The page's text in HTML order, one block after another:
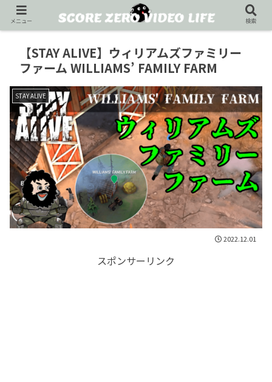
【STAY ALIVE】ウィリアムズファミリー
ファーム WILLIAMS’ FAMILY FARM
STAY ALIVE
2022.12.01
スポンサーリンク
メニュー 検索